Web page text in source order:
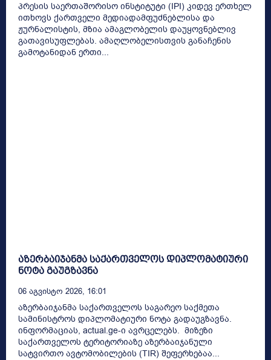
პრესის საერთაშორისო ინსტიტუტი (IPI) კიდევ ერთხელ
ითხოვს ქართველი მედიადამფუძნებლისა და
ჟურნალისტის, მზია ამაგლობელის დაუყოვნებლივ
გათავისუფლებას. ამაღლობელისთვის განაჩენის
გამოტანიდან ერთი...
აზერბაიჯანმა საქართველოს დიპლომატიური
ნოტა გაუგზავნა
06 Აგვისტო 2026, 16:01
აზერბაიჯანმა საქართველოს საგარეო საქმეთა
სამინისტროს დიპლომატიური ნოტა გადაუგზავნა.
ინფორმაციას, actual.ge-ი ავრცელებს. მიზეზი
საქართველოს ტერიტორიაზე აზერბაიჯანული
სატვირთო ავტომობილების (TIR) შეფერხებაა...